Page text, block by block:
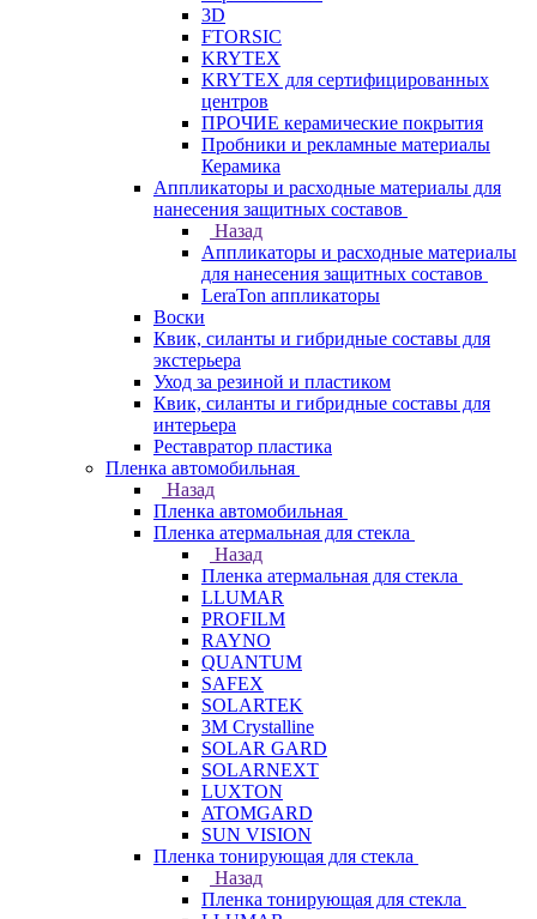
3D
FTORSIC
KRYTEX
KRYTEX для сертифицированных
центров
ПРОЧИЕ керамические покрытия
Пробники и рекламные материалы
Керамика
Аппликаторы и расходные материалы для
нанесения защитных составов
Назад
Аппликаторы и расходные материалы
для нанесения защитных составов
LeraTon аппликаторы
Воски
Квик, силанты и гибридные составы для
экстерьера
Уход за резиной и пластиком
Квик, силанты и гибридные составы для
интерьера
Реставратор пластика
Пленка автомобильная
Назад
Пленка автомобильная
Пленка атермальная для стекла
Назад
Пленка атермальная для стекла
LLUMAR
PROFILM
RAYNO
QUANTUM
SAFEX
SOLARTEK
3M Crystalline
SOLAR GARD
SOLARNEXT
LUXTON
ATOMGARD
SUN VISION
Пленка тонирующая для стекла
Назад
Пленка тонирующая для стекла